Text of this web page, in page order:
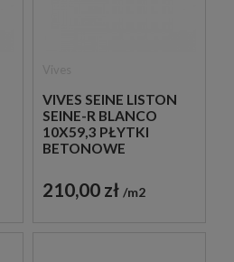
VIVES SEINE LISTON
SEINE-R BLANCO
10X59,3 PŁYTKI
BETONOWE
210,00 zł m2